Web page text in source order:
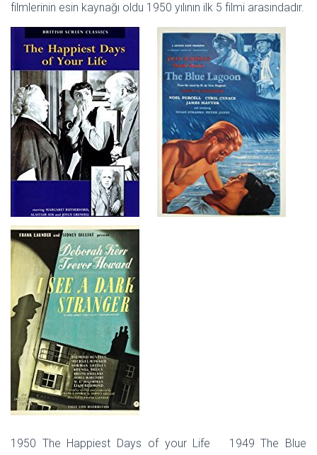
filmlerinin esin kaynağı oldu 1950 yılının ilk 5 filmi arasındadır.
1950 The Happiest Days of your Life 1949 The Blue